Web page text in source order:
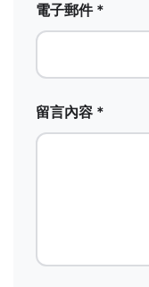
電子郵件 *
留言內容 *